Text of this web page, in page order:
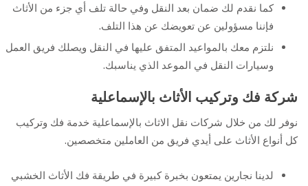
كما نقدم لك ضمان بعد النقل وفي حالة تلف أي جزء من الأثاث
فإننا مسؤولين عن تعويضك عن هذا التلف.
نلتزم معك بالمواعيد المتفق عليها في النقل ويصلك فريق العمل
وسيارات النقل في الموعد الذي يناسبك.
شركة فك وتركيب الأثاث بالإسماعلية
نوفر لك من خلال شركات نقل الاثاث بالإسماعلية خدمة فك وتركيب
كل أنواع الأثاث على أيدي فريق من العاملين متخصصين.
لدينا نجارين يمتعون بخبرة كبيرة في طريقة فك الأثاث الخشبي